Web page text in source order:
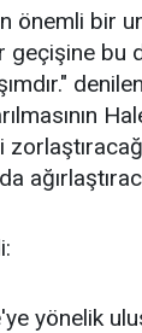
önemli bir
geçişine bu
yönelik